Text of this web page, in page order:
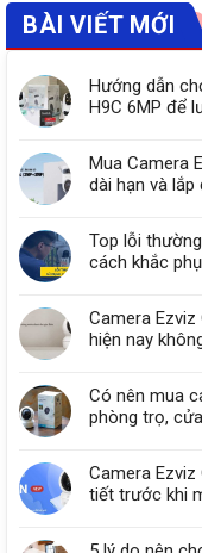
BÀI VIẾT MỚI
Hướng dẫn
H9C 6MP để
Mua Camera
dài hạn và lắp
Top lỗi
cách khắc
Camera
hiện nay
Có nên mua
phòng trọ,
Camera
tiết trước khi